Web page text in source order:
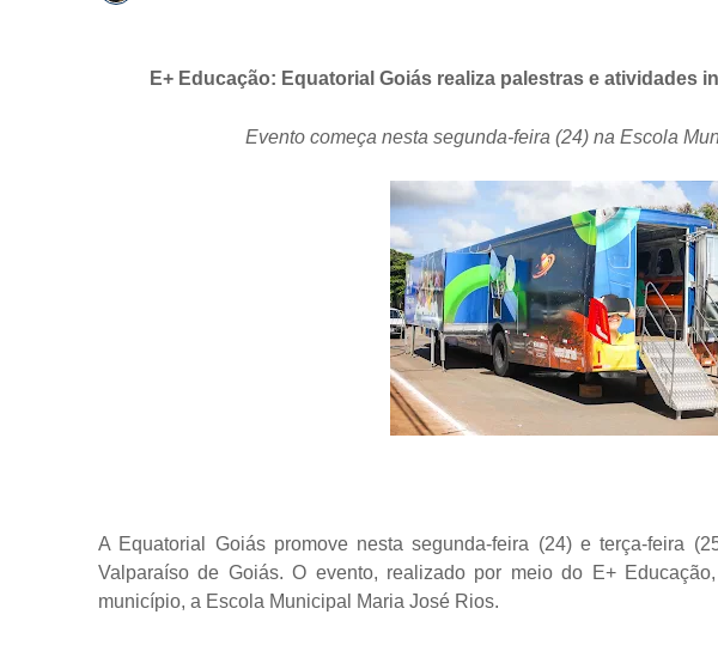
E+ Educação: Equatorial Goiás realiza palestras e atividades
Evento começa nesta segunda-feira (24) na Escola
A Equatorial Goiás promove nesta segunda-feira (24) e terça-feira
Valparaíso de Goiás. O evento, realizado por meio do E+
município, a Escola Municipal Maria José Rios.